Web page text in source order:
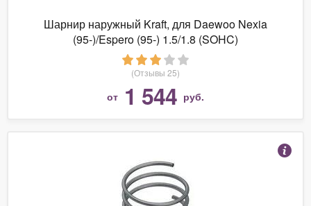
Шарнир наружный Kraft, для Daewoo Nexia
(95-)/Espero (95-) 1.5/1.8 (SOHC)
(Отзывы 25)
от 1 544 руб.